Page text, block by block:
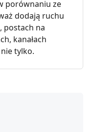
porównaniu ze
dodają ruchu
postach na
kanałach
tylko.